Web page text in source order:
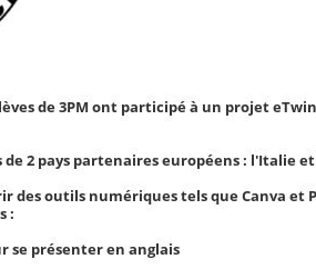
de 3PM ont participé à un projet
de 2 pays partenaires européens : l'Italie
des outils numériques tels que Canva et
:
se présenter en anglais